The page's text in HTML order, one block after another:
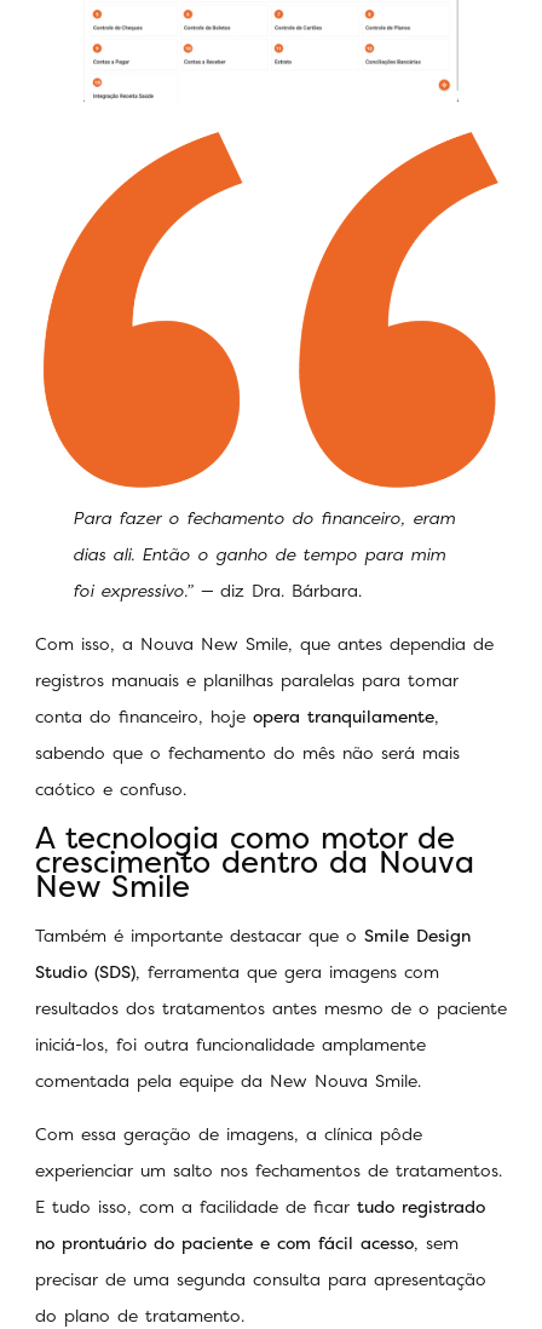
Para fazer o fechamento do financeiro, eram
dias ali. Então o ganho de tempo para mim
foi expressivo.” —diz Dra. Bárbara.
Com isso, a Nouva New Smile, que antes dependia de
registros manuais e planilhas paralelas para tomar
conta do financeiro, hoje opera tranquilamente,
sabendo que o fechamento do mês não será mais
caótico e confuso.
A tecnologia como motor de
crescimento dentro da Nouva
New Smile
Também é importante destacar que o Smile Design
Studio (SDS), ferramenta que gera imagens com
resultados dos tratamentos antes mesmo de o paciente
iniciá-los, foi outra funcionalidade amplamente
comentada pela equipe da New Nouva Smile.
Com essa geração de imagens, a clínica pôde
experienciar um salto nos fechamentos de tratamentos.
E tudo isso, com a facilidade de ficar tudo registrado
no prontuário do paciente e com fácil acesso, sem
precisar de uma segunda consulta para apresentação
do plano de tratamento.